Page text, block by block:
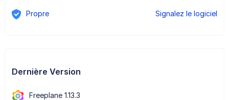
Propre Signalez le logiciel
Dernière Version
Freeplane 1.13.3